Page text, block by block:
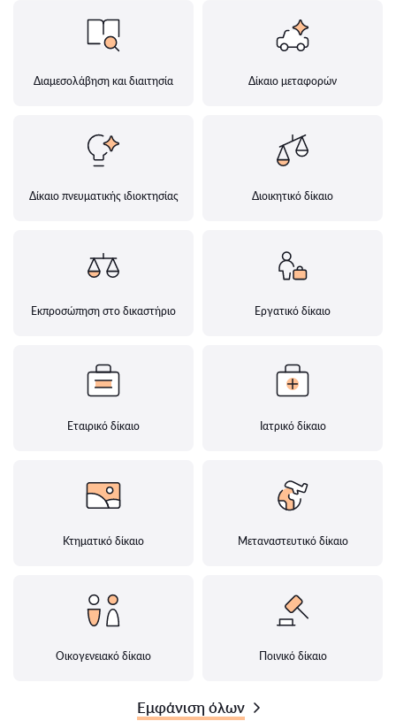
Διαμεσολάβηση και διαιτησία Δίκαιο μεταφορών
Δίκαιο πνευματικής ιδιοκτησίας Διοικητικό δίκαιο
Εκπροσώπηση στο δικαστήριο Εργατικό δίκαιο
Εταιρικό δίκαιο Ιατρικό δίκαιο
Κτηματικό δίκαιο Μεταναστευτικό δίκαιο
Οικογενειακό δίκαιο Ποινικό δίκαιο
Εμφάνιση όλων